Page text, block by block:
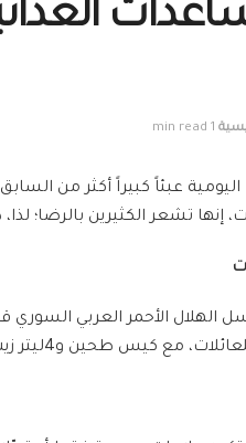
1 min read
اليومية عبئاً كبيراً أكثر من
تشعر الكثيرين بالرضا؛
الهلال الأحمر العربي
ظرفاً من زبدة الفستق للأطفال ممن هم أقل من عمر سنتين.